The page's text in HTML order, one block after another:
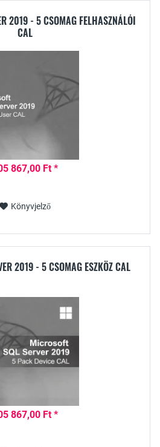
2019 - 5 CSOMAG FELHASZNÁLÓI
CAL
867,00 Ft *
Könyvjelző
2019 - 5 CSOMAG ESZKÖZ CAL
867,00 Ft *